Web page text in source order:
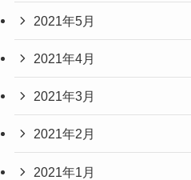
2021年5月
2021年4月
2021年3月
2021年2月
2021年1月